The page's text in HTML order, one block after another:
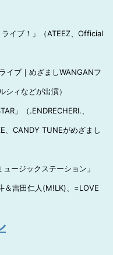
イブ！」（ATEEZ、Official
イブ｜めざましWANGANフ
シィなどが出演）
」（.ENDRECHERI.、
、CANDY TUNEがめざまし
ージックステーション」
＆吉田仁人(M!LK)、=LOVE